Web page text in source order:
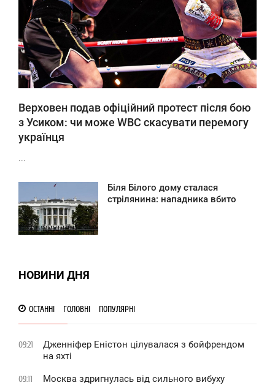
866
Верховен подав офіційний протест після бою
з Усиком: чи може WBC скасувати перемогу
українця
...
Біля Білого дому сталася
стрілянина: нападника вбито
НОВИНИ ДНЯ
ОСТАННІ ГОЛОВНІ ПОПУЛЯРНІ
09:21
Дженніфер Еністон цілувалася з бойфрендом
на яхті
09:11 Москва здригнулась від сильного вибуху